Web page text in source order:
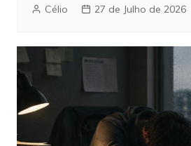
Célio 27 de Julho de 2026